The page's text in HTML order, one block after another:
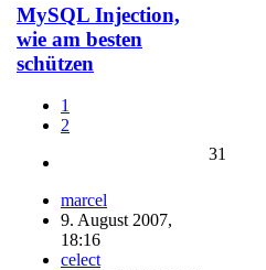
MySQL Injection,
wie am besten
schützen
1
2
marcel
9. August 2007,
18:16
celect
31